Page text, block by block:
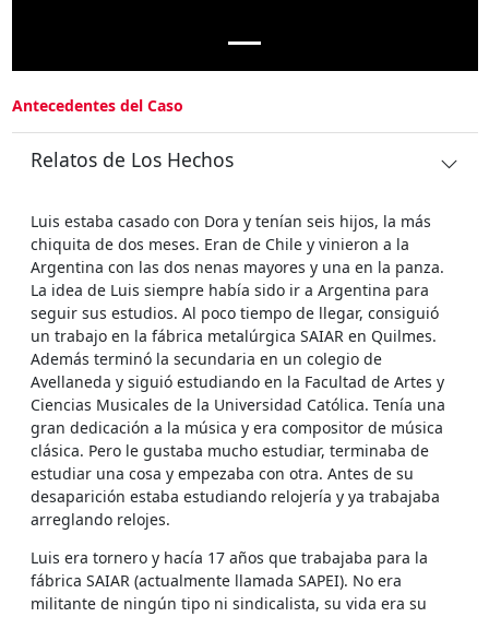
Antecedentes del Caso
Relatos de Los Hechos
Luis estaba casado con Dora y tenían seis hijos, la más
chiquita de dos meses. Eran de Chile y vinieron a la
Argentina con las dos nenas mayores y una en la panza.
La idea de Luis siempre había sido ir a Argentina para
seguir sus estudios. Al poco tiempo de llegar, consiguió
un trabajo en la fábrica metalúrgica SAIAR en Quilmes.
Además terminó la secundaria en un colegio de
Avellaneda y siguió estudiando en la Facultad de Artes y
Ciencias Musicales de la Universidad Católica. Tenía una
gran dedicación a la música y era compositor de música
clásica. Pero le gustaba mucho estudiar, terminaba de
estudiar una cosa y empezaba con otra. Antes de su
desaparición estaba estudiando relojería y ya trabajaba
arreglando relojes.
Luis era tornero y hacía 17 años que trabajaba para la
fábrica SAIAR (actualmente llamada SAPEI). No era
militante de ningún tipo ni sindicalista, su vida era su